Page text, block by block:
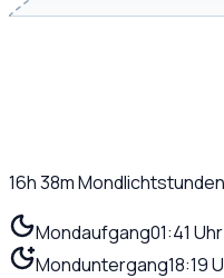
16h 38mMondlichtstunden
Mondaufgang01:41 Uhr
Monduntergang18:19